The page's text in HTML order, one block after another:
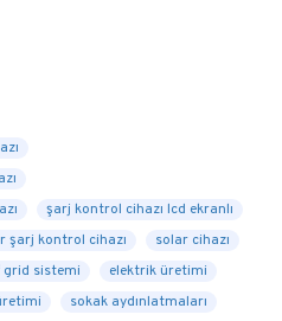
LCD EKRANLI
ŞARJ KONTROL
40A
RAHATLIKLA
ENERJIYI
şarj kontrol cihazı lcd ekranlı
şarj kontrol cihazı
solar cihazı
grid sistemi
elektrik üretimi
sokak aydınlatmaları